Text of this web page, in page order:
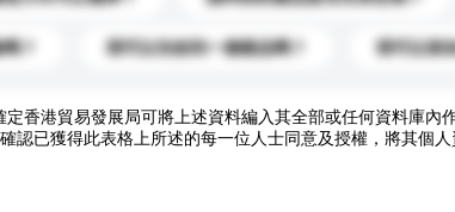
？ 我可以先收到一個樣品嗎？ 我可以添
定香港貿易發展局可將上述資料編入其全部或任何資料庫
認已獲得此表格上所述的每一位人士同意及授權，將其個